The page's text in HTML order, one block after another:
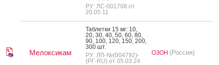
РУ: ЛС-001708 от
20.05.11
Мелоксикам
Таб­летки 15 мг: 10,
20, 30, 40, 50, 60, 80,
90, 100, 120, 150, 200,
300 шт.
РУ: ЛП-№(004792)-
(РГ-RU) от 05.03.24
ОЗОН (Россия)